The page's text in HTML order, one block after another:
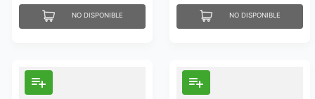
NO DISPONIBLE NO DISPONIBLE